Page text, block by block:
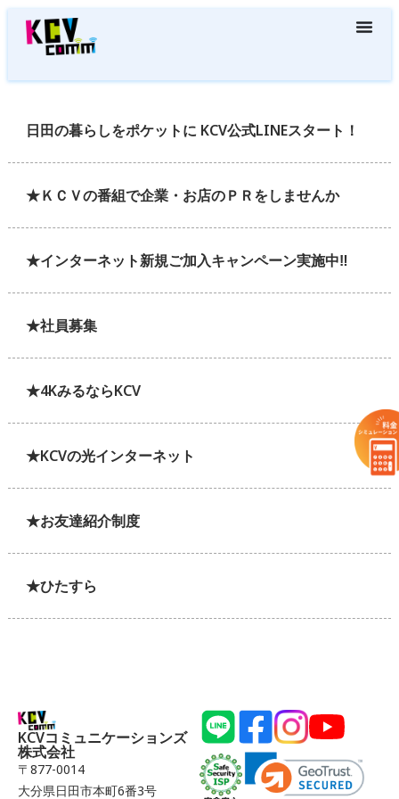
日田の暮らしをポケットに KCV公式LINEスタート！
★ＫＣＶの番組で企業・お店のＰＲをしませんか
★インターネット新規ご加入キャンペーン実施中‼
★社員募集
★4KみるならKCV
★KCVの光インターネット
★お友達紹介制度
★ひたすら
KCVコミュニケーションズ
株式会社
〒877-0014
大分県日田市本町6番3号